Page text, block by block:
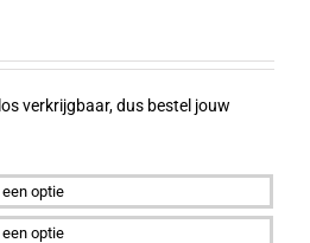
los verkrijgbaar, dus bestel jouw